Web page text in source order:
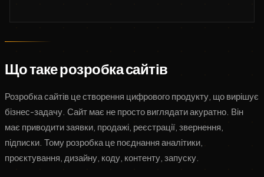
Що таке розробка сайтів
Розробка сайтів це створення цифрового продукту, що вирішує
бізнес-задачу. Сайт має не просто виглядати акуратно. Він
має приводити заявки, продажі, реєстрації, звернення,
підписки. Тому розробка це поєднання аналітики,
проєктування, дизайну, коду, контенту, запуску.